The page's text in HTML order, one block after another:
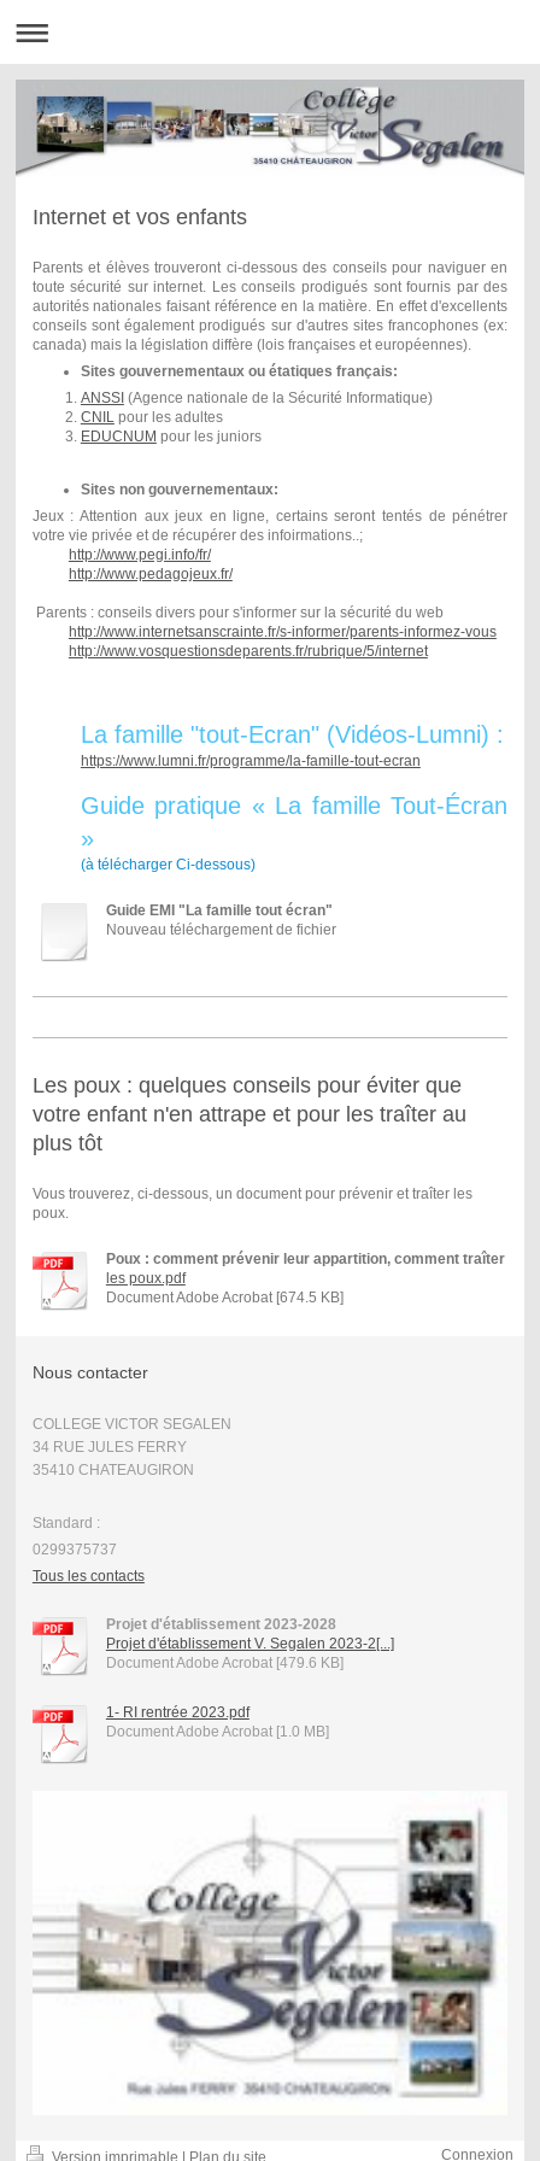
Internet et vos enfants
Parents et élèves trouveront ci-dessous des conseils pour naviguer en
toute sécurité sur internet. Les conseils prodigués sont fournis par des
autorités nationales faisant référence en la matière. En effet d'excellents
conseils sont également prodigués sur d'autres sites francophones (ex:
canada) mais la législation diffère (lois françaises et européennes).
Sites gouvernementaux ou étatiques français:
ANSSI(Agence nationale de la Sécurité Informatique)
CNIL pour les adultes
EDUCNUM pour les juniors
Sites non gouvernementaux:
Jeux : Attention aux jeux en ligne, certains seront tentés de pénétrer
votre vie privée et de récupérer des infoirmations..;
http://www.pegi.info/fr/
http://www.pedagojeux.fr/
Parents : conseils divers pour s'informer sur la sécurité du web
http://www.internetsanscrainte.fr/s-informer/parents-informez-vous
http://www.vosquestionsdeparents.fr/rubrique/5/internet
La famille "tout-Ecran" (Vidéos-Lumni) :
https://www.lumni.fr/programme/la-famille-tout-ecran
Guide pratique « La famille Tout-Écran
»
(à télécharger Ci-dessous)
Guide EMI "La famille tout écran"
Nouveau téléchargement de fichier
Les poux : quelques conseils pour éviter que
votre enfant n'en attrape et pour les traîter au
plus tôt
Vous trouverez, ci-dessous, un document pour prévenir et traîter les
poux.
Poux : comment prévenir leur appartition, comment traîter
les poux.pdf
Document Adobe Acrobat [674.5 KB]
Nous contacter
COLLEGE VICTOR SEGALEN
34 RUE JULES FERRY
35410 CHATEAUGIRON
Standard :
0299375737
Tous les contacts
Projet d'établissement 2023-2028
Projet d'établissement V. Segalen 2023-2[...]
Document Adobe Acrobat [479.6 KB]
1- RI rentrée 2023.pdf
Document Adobe Acrobat [1.0 MB]
Connexion